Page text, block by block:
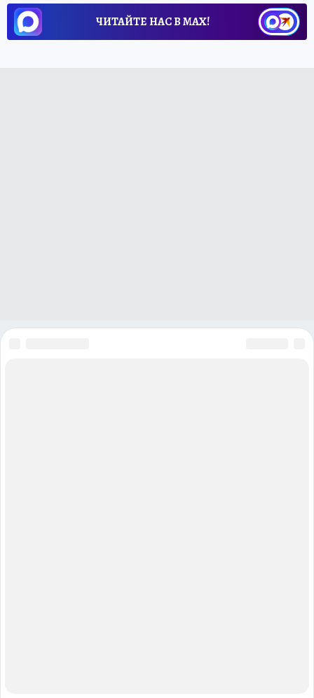
ЧИТАЙТЕ НАС В МАХ!